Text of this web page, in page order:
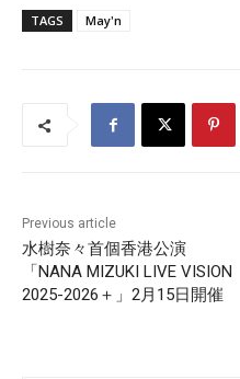
TAGS May'n
Previous article
水樹奈々首個香港公演
「NANA MIZUKI LIVE VISION
2025-2026＋」2月15日開催